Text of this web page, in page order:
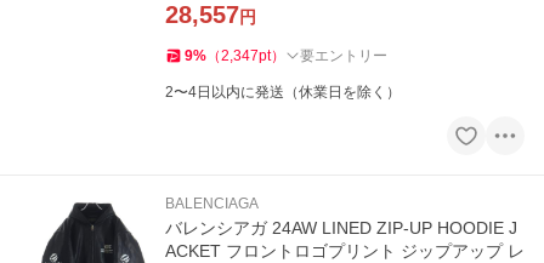
28,557円
9% （2,347pt） 要エントリー
2〜4日以内に発送（休業日を除く）
BALENCIAGA
バレンシアガ 24AW LINED ZIP-UP HOODIE J
ACKET フロントロゴプリント ジップアップ レ